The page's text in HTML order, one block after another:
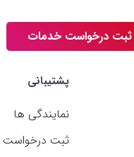
ثبت درخواست خدمات
پشتیبانی
نمایندگی ها
ثبت